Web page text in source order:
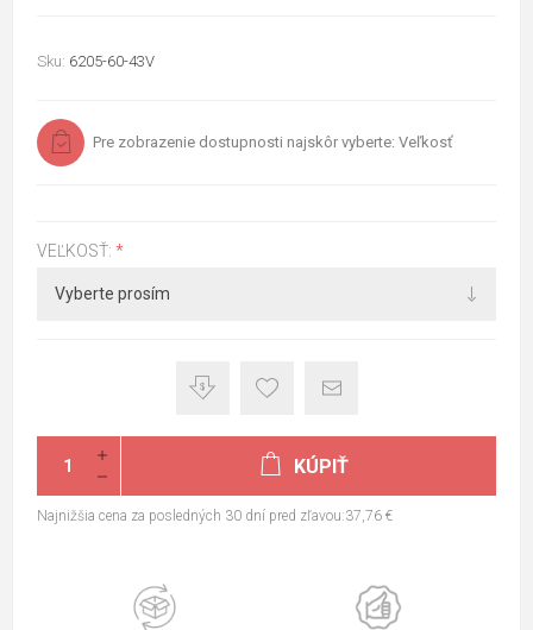
Sku: 6205-60-43V
Pre zobrazenie dostupnosti najskôr vyberte: Veľkosť
VEĽKOSŤ: *
KÚPIŤ
Najnižšia cena za posledných 30 dní pred zľavou:37,76 €